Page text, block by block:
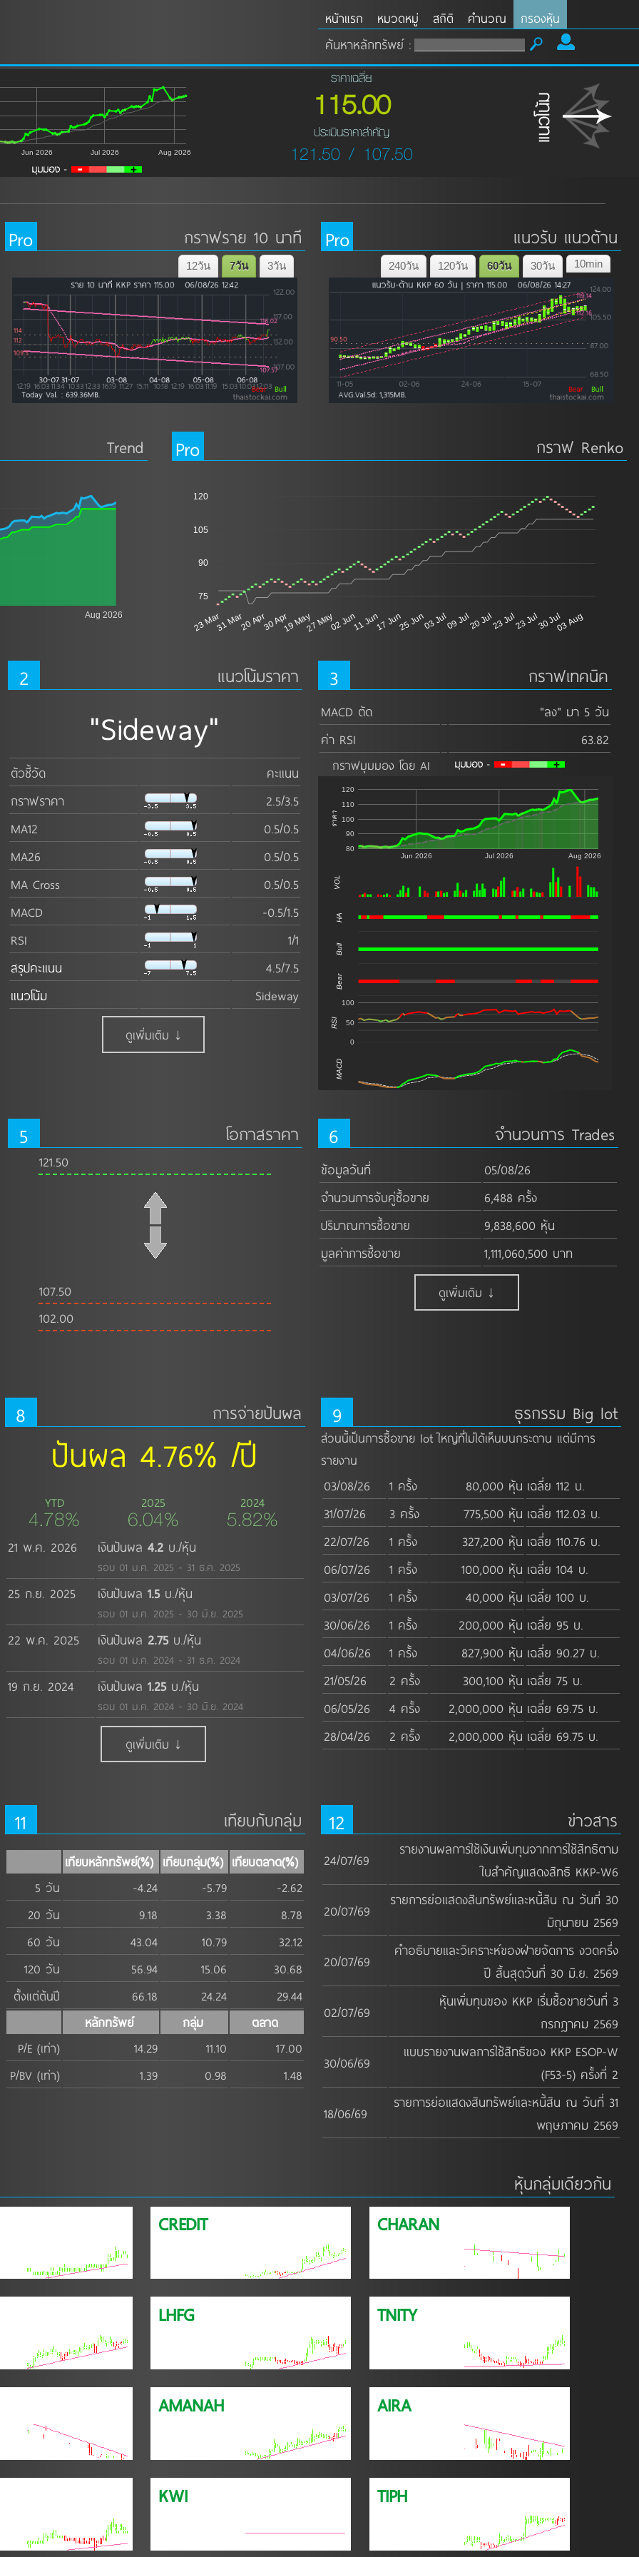
หน้าแรก หมวดหมู่ สถิติ คำนวณ กรองหุ้น
ค้นหาหลักทรัพย์ :
Jun 2026 Jul 2026 Aug 2026
ราคาเฉลี่ย
115.00
ประเมินราคาสำคัญ
121.50 / 107.50
Pro กราฟราย 10 นาที
3วัน
7วัน
12วัน
Pro แนวรับ แนวต้าน
10min
30วัน
60วัน
120วัน
240วัน
Trend
Aug 2026
Pro กราฟ Renko
23 Mar31 Mar20 Apr30 Apr19 May27 May02 Jun11 Jun17 Jun25 Jun03 Jul09 Jul20 Jul23 Jul23 Jul30 Jul03 Aug
75
90
105
120
2 แนวโน้มราคา
"Sideway"
ตัวชี้วัด
คะแนน
กราฟราคา
2.5/3.5
MA12
0.5/0.5
MA26
0.5/0.5
MA Cross
0.5/0.5
MACD
-0.5/1.5
RSI
1/1
สรุปคะแนน
4.5/7.5
แนวโน้ม
Sideway
ดูเพิ่มเติม ↓
3 กราฟเทคนิค
MACD ตัด
"ลง" มา 5 วัน
ค่า RSI
63.82
กราฟมุมมอง โดย AI
Jun 2026 Jul 2026 Aug 2026
80
90
100
110
120
ราคา
VOL
HA
Bull
Bear
0
50
100
RSI
MACD
5 โอกาสราคา
121.50
107.50
102.00
6 จำนวนการ Trades
ข้อมูลวันที่
05/08/26
จำนวนการจับคู่ซื้อขาย
6,488 ครั้ง
ปริมาณการซื้อขาย
9,838,600 หุ้น
มูลค่าการซื้อขาย
1,111,060,500 บาท
ดูเพิ่มเติม ↓
8 การจ่ายปันผล
ปันผล 4.76% /ปี
YTD
4.78%
2025
6.04%
2024
5.82%
21 พ.ค. 2026 เงินปันผล 4.2บ./หุ้น
รอบ 01 ม.ค. 2025 - 31 ธ.ค. 2025
25 ก.ย. 2025 เงินปันผล 1.5บ./หุ้น
รอบ 01 ม.ค. 2025 - 30 มิ.ย. 2025
22 พ.ค. 2025 เงินปันผล 2.75บ./หุ้น
รอบ 01 ม.ค. 2024 - 31 ธ.ค. 2024
19 ก.ย. 2024 เงินปันผล 1.25บ./หุ้น
รอบ 01 ม.ค. 2024 - 30 มิ.ย. 2024
ดูเพิ่มเติม ↓
9 ธุรกรรม Big lot
ส่วนนี้เป็นการซื้อขาย lot ใหญ่ที่ไม่ได้เห็นบนกระดาน แต่มีการ
รายงาน
03/08/26 1 ครั้ง 80,000 หุ้น เฉลี่ย 112 บ.
31/07/26
3 ครั้ง 775,500 หุ้น เฉลี่ย 112.03 บ.
22/07/26
1 ครั้ง 327,200 หุ้น เฉลี่ย 110.76 บ.
06/07/26
1 ครั้ง 100,000 หุ้น เฉลี่ย 104 บ.
03/07/26
1 ครั้ง 40,000 หุ้น เฉลี่ย 100 บ.
30/06/26
1 ครั้ง 200,000 หุ้น เฉลี่ย 95 บ.
04/06/26
1 ครั้ง 827,900 หุ้น เฉลี่ย 90.27 บ.
21/05/26
2 ครั้ง 300,100 หุ้น เฉลี่ย 75 บ.
06/05/26
4 ครั้ง 2,000,000 หุ้น เฉลี่ย 69.75 บ.
28/04/26
2 ครั้ง 2,000,000 หุ้น เฉลี่ย 69.75 บ.
11 เทียบกับกลุ่ม
เทียบหลักทรัพย์(%) เทียบกลุ่ม(%) เทียบตลาด(%)
5 วัน
-4.24 -5.79
-2.62
20 วัน
9.18 3.38
8.78
60 วัน
43.04 10.79
32.12
120 วัน
56.94 15.06
30.68
ตั้งแต่ต้นปี
66.18 24.24
29.44
หลักทรัพย์
กลุ่ม
ตลาด
P/E (เท่า)
14.29 11.10
17.00
P/BV (เท่า)
1.39 0.98 1.48
12 ข่าวสาร
24/07/69
รายงานผลการใช้เงินเพิ่มทุนจากการใช้สิทธิตาม
ใบสำคัญแสดงสิทธิ KKP-W6
20/07/69
รายการย่อแสดงสินทรัพย์และหนี้สิน ณ วันที่ 30
มิถุนายน 2569
20/07/69
คำอธิบายและวิเคราะห์ของฝ่ายจัดการ งวดครึ่ง
ปี สิ้นสุดวันที่ 30 มิ.ย. 2569
02/07/69
หุ้นเพิ่มทุนของ KKP เริ่มซื้อขายวันที่ 3
กรกฎาคม 2569
30/06/69
แบบรายงานผลการใช้สิทธิของ KKP ESOP-W
(F53-5) ครั้งที่ 2
18/06/69
รายการย่อแสดงสินทรัพย์และหนี้สิน ณ วันที่ 31
พฤษภาคม 2569
หุ้นกลุ่มเดียวกัน
CREDIT CHARAN
LHFG TNITY
AMANAH AIRA
KWI TIPH